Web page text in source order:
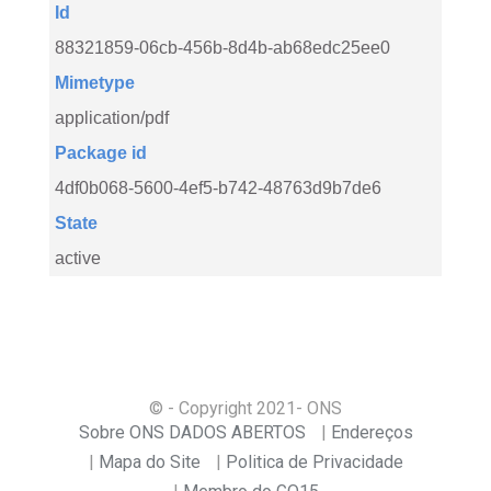
Id
88321859-06cb-456b-8d4b-ab68edc25ee0
Mimetype
application/pdf
Package id
4df0b068-5600-4ef5-b742-48763d9b7de6
State
active
© - Copyright 2021 - ONS
Sobre ONS DADOS ABERTOS
Endereços
Mapa do Site
Politica de Privacidade